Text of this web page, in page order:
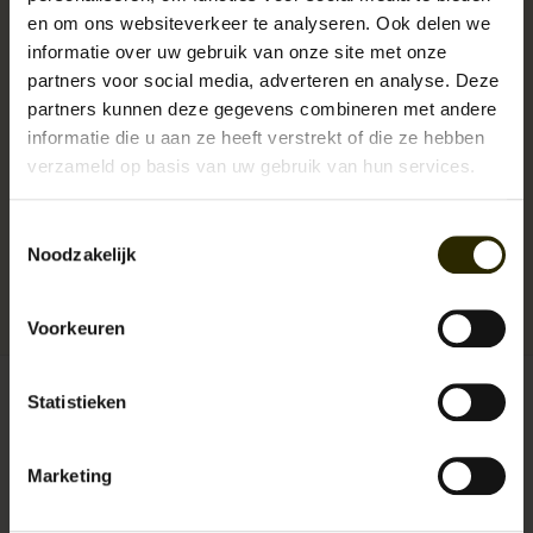
en om ons websiteverkeer te analyseren. Ook delen we
informatie over uw gebruik van onze site met onze
partners voor social media, adverteren en analyse. Deze
partners kunnen deze gegevens combineren met andere
informatie die u aan ze heeft verstrekt of die ze hebben
verzameld op basis van uw gebruik van hun services.
Noodzakelijk
Voorkeuren
Statistieken
Marketing
The Rat Pack schreeuwt vintage. Voor dit über ruige merk zijn alleen de
genoeg.
Beschikbaarheid:
Op voorraad (10)
EAN:
€104,95Incl. btw
+
WINKELWAGEN